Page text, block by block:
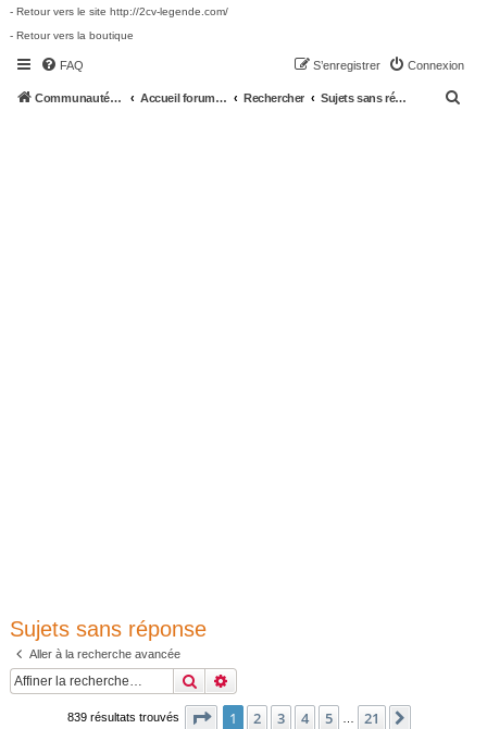
- Retour vers le site http://2cv-legende.com/
- Retour vers la boutique
FAQ Connexion
S’enregistrer
Communauté 2cv-legende.com Accueil forum 2cv-legende.com Rechercher Sujets sans réponse
Sujets sans réponse
Aller à la recherche avancée
Rechercher
839 résultats trouvés Page 1sur21
1 2 3 4 5 21